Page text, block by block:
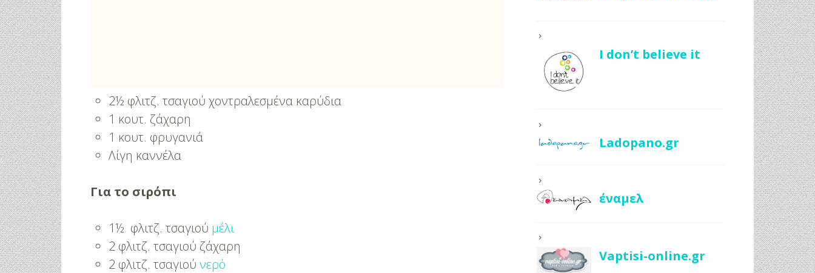
2½ φλιτζ. τσαγιού χοντραλεσμένα καρύδια
1 κουτ. ζάχαρη
1 κουτ. φρυγανιά
Λίγη καννέλα
Για το σιρόπι
1½ φλιτζ. τσαγιού μέλι
2 φλιτζ. τσαγιού ζάχαρη
2 φλιτζ. τσαγιούνερό
I don’t believe it
Ladopano.gr
έναμελ
Vaptisi-online.gr